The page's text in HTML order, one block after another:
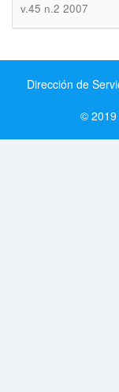
v.45 n.2 2007
Dirección de
© 2019